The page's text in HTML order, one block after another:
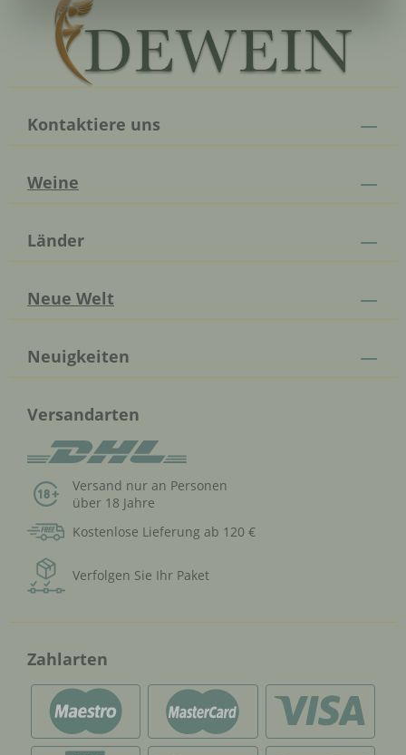
Kontaktiere uns
Weine
Länder
Neue Welt
Neuigkeiten
Versandarten
Versand nur an Personen
über 18 Jahre
Kostenlose Lieferung ab 120 €
Verfolgen Sie Ihr Paket
Zahlarten